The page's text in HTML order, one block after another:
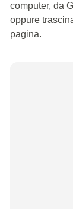
computer, da
oppure
pagina.